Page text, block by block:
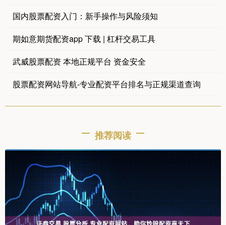
国内股票配资入门：新手操作与风险须知
期如意期货配资app 下载 | 杠杆交易工具
武威股票配资 本地正规平台 资金安全
股票配资网站导航-专业配资平台排名与正规渠道查询
推荐阅读